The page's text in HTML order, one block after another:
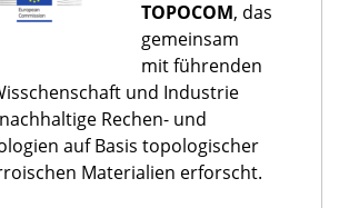
TOPOCOM, das
gemeinsam
mit führenden
und Industrie
Rechen- und
auf Basis topologischer
Materialien erforscht.